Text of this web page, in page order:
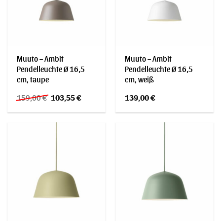
Muuto – Ambit
Pendelleuchte Ø 16,5
cm, taupe
159,00€ Ursprünglicher
Preis
war:
159,00 €
103,55€Aktueller
ist:
Muuto – Ambit
Pendelleuchte Ø 16,5
cm, weiß
139,00€